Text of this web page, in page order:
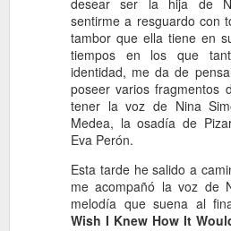
desear ser la hija de
sentirme a resguardo con
tambor que ella tiene en
tiempos en los que
identidad, me da de
poseer varios fragmentos
tener la voz de Nina
Medea, la osadía de
Eva Perón.
Esta tarde he salido a
me acompañó la voz de
melodía que suena al
Wish I Knew How It
muy
más
como
JAN
13